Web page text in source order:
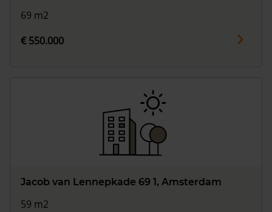
69 m2
€ 550.000
Jacob van Lennepkade 69 1, Amsterdam
59 m2